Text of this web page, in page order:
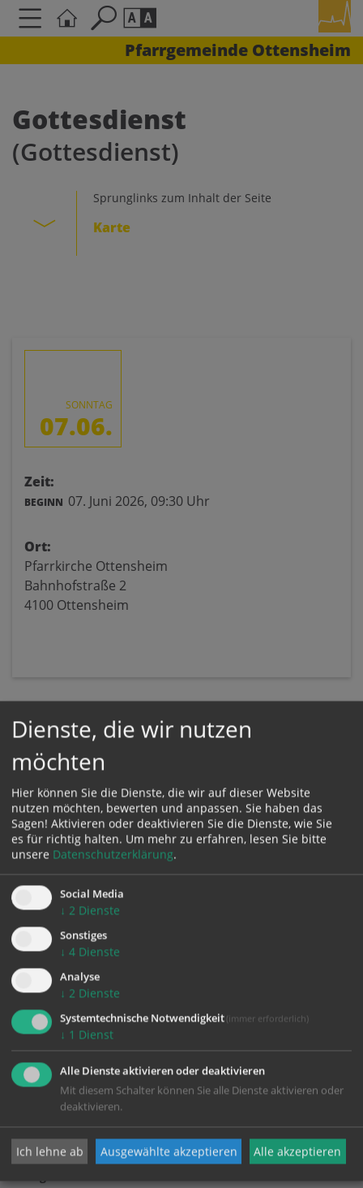
Pfarrgemeinde Ottensheim
AA A
Kontrasteinstellungen
A
Gottesdienst
(Gottesdienst)
Sprunglinks zum Inhalt der Seite
Karte
SONNTAG
07.06.
Zeit:
BEGINN 07. Juni 2026, 09:30 Uhr
Ort:
Pfarrkirche Ottensheim
Bahnhofstraße 2
4100 Ottensheim
Karte:
Zustimmung erforderlich!
Dienste, die wir nutzen
möchten
Hier können Sie die Dienste, die wir auf dieser Website
nutzen möchten, bewerten und anpassen. Sie haben das
Sagen! Aktivieren oder deaktivieren Sie die Dienste, wie Sie
es für richtig halten. Um mehr zu erfahren, lesen Sie bitte
unsere Datenschutzerklärung.
Social Media
↓ 2 Dienste
Sonstiges
↓ 4 Dienste
Analyse
↓ 2 Dienste
Systemtechnische Notwendigkeit (immer erforderlich)
↓ 1 Dienst
Alle Dienste aktivieren oder deaktivieren
Mit diesem Schalter können Sie alle Dienste aktivieren oder
deaktivieren.
Ich lehne ab Ausgewählte akzeptieren Alle akzeptieren